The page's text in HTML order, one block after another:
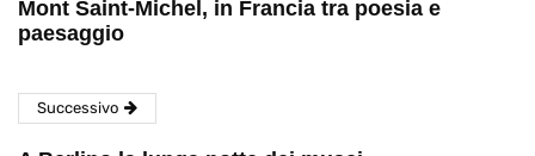
Mont Saint-Michel, in Francia tra poesia e
paesaggio
Successivo